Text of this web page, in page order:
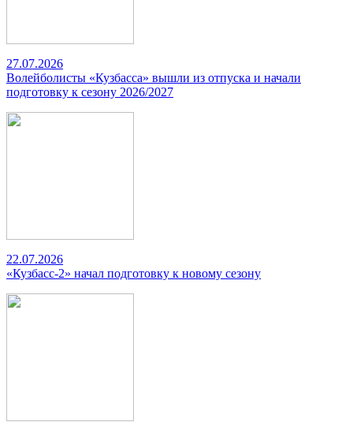
27.07.2026
Волейболисты «Кузбасса» вышли из отпуска и начали
подготовку к сезону 2026/2027
22.07.2026
«Кузбасс-2» начал подготовку к новому сезону